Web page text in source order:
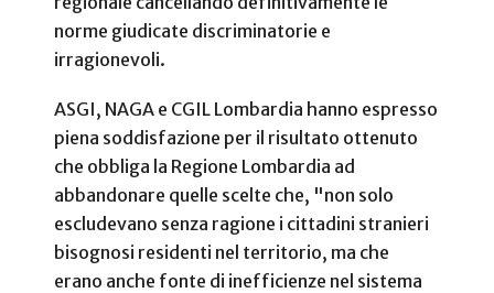
norme giudicate discriminatorie e
irragionevoli.
ASGI, NAGA e CGIL Lombardia hanno espresso
piena soddisfazione per il risultato ottenuto
che obbliga la Regione Lombardia ad
abbandonare quelle scelte che, "non solo
escludevano senza ragione i cittadini stranieri
bisognosi residenti nel territorio, ma che
erano anche fonte di inefficienze nel sistema